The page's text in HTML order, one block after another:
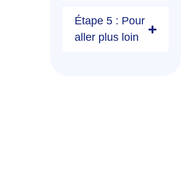
Étape 5 : Pour
aller plus loin